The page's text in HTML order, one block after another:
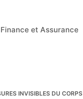
Finance et Assurance
INVISIBLES DU CORPS